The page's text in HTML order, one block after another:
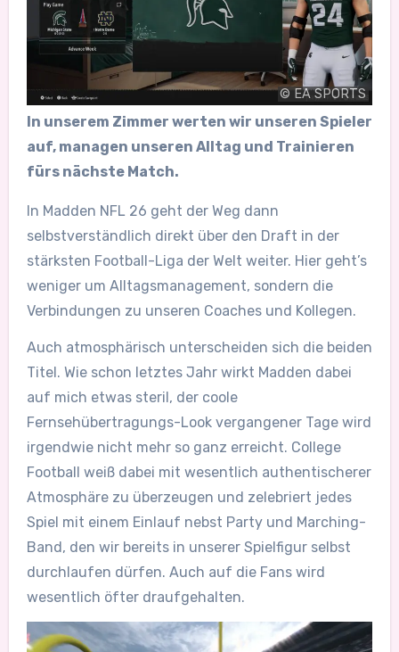
© EA SPORTS
In unserem Zimmer werten wir unseren Spieler
auf, managen unseren Alltag und Trainieren
fürs nächste Match.
In Madden NFL 26 geht der Weg dann
selbstverständlich direkt über den Draft in der
stärksten Football-Liga der Welt weiter. Hier geht’s
weniger um Alltagsmanagement, sondern die
Verbindungen zu unseren Coaches und Kollegen.
Auch atmosphärisch unterscheiden sich die beiden
Titel. Wie schon letztes Jahr wirkt Madden dabei
auf mich etwas steril, der coole
Fernsehübertragungs-Look vergangener Tage wird
irgendwie nicht mehr so ganz erreicht. College
Football weiß dabei mit wesentlich authentischerer
Atmosphäre zu überzeugen und zelebriert jedes
Spiel mit einem Einlauf nebst Party und Marching-
Band, den wir bereits in unserer Spielfigur selbst
durchlaufen dürfen. Auch auf die Fans wird
wesentlich öfter draufgehalten.